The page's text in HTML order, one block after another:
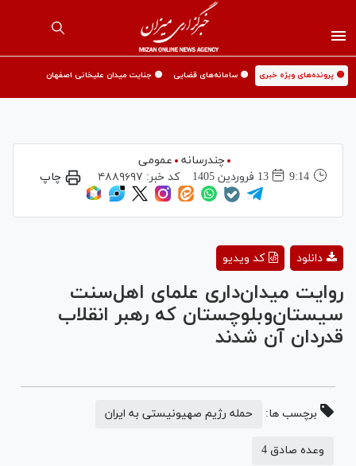
🟡 پرونده‌های ویژه خبری 🟡 سامانه‌های قضایی 🟡 جنایت میدان علیخانی اصفهان
چندرسانه
عمومی
9:14
13 فروردين 1405 کد خبر: ۴۸۸۹۶۹۷ چاپ
Video
کد ویدیو دانلود
روایت میدان‌داری علمای اهل‌سنت
سیستان‌وبلوچستان که رهبر انقلاب
قدردان آن شدند
برچسب ها: حمله رژیم صهیونیستی به ایران
وعده صادق 4